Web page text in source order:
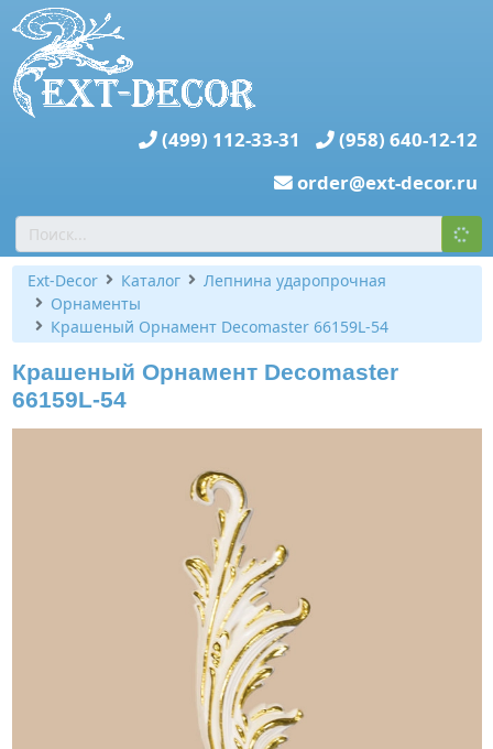
(499) 112-33-31
(958) 640-12-12
order@ext-decor.ru
Ext-Decor Каталог
Лепнина ударопрочная
Орнаменты
Крашеный Орнамент Decomaster 66159L-54
Крашеный Орнамент Decomaster
66159L-54